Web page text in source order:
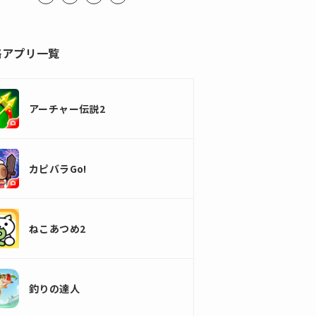
プリ一覧
アーチャー伝説2
カピバラGo!
ねこあつめ2
釣りの達人